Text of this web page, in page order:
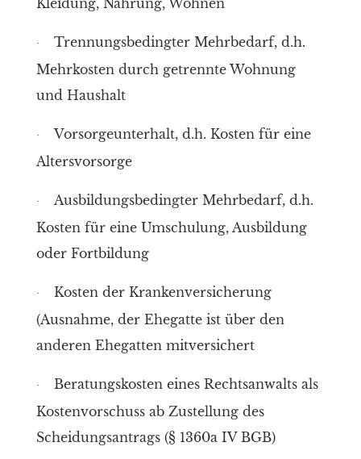
·
Trennungsbedingter Mehrbedarf, d.h.
Mehrkosten durch getrennte Wohnung
und Haushalt
·
Vorsorgeunterhalt, d.h. Kosten für eine
Altersvorsorge
·
Ausbildungsbedingter Mehrbedarf, d.h.
Kosten für eine Umschulung, Ausbildung
oder Fortbildung
·
Kosten der Krankenversicherung
(Ausnahme, der Ehegatte ist über den
anderen Ehegatten mitversichert
·
Beratungskosten eines Rechtsanwalts als
Kostenvorschuss ab Zustellung des
Scheidungsantrags (§ 1360a IV BGB)